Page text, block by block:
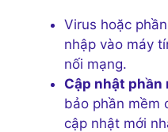
Virus hoặc
nhập vào máy
nối mạng.
Cập nhật
bảo phần mềm
cập nhật mới